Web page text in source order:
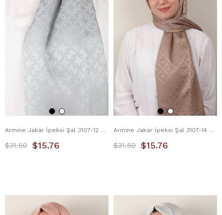
Armine Jakar İpeksi Şal 3107-12 Buz Mavisi
$15.76
$31.50
Armine Jakar İpeksi Şal 3107-14 Sütlü Kahve
$15.76
$31.50